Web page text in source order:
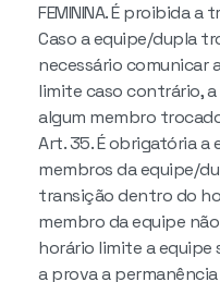
FEMININA. É proibida
Caso a equipe/dupla
necessário comunicar
limite caso contrário,
algum membro
Art. 35. É obrigatória
membros da equipe/
transição dentro do
membro da equipe
horário limite a equipe
a prova a